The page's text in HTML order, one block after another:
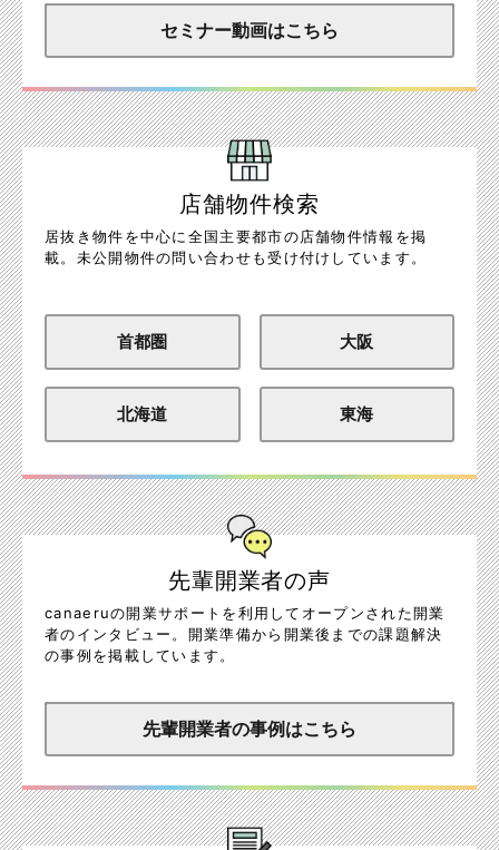
セミナー動画はこちら
店舗物件検索
居抜き物件を中心に全国主要都市の店舗物件情報を掲
載。未公開物件の問い合わせも受け付けしています。
首都圏 大阪
北海道 東海
先輩開業者の声
canaeruの開業サポートを利用してオープンされた開業
者のインタビュー。開業準備から開業後までの課題解決
の事例を掲載しています。
先輩開業者の事例はこちら